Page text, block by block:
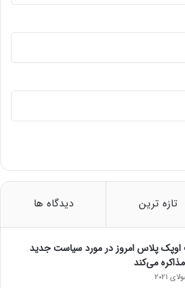
تازه ترین دیدگاه ها
اوپک پلاس امروز در مورد سیاست جدید
می‌کند